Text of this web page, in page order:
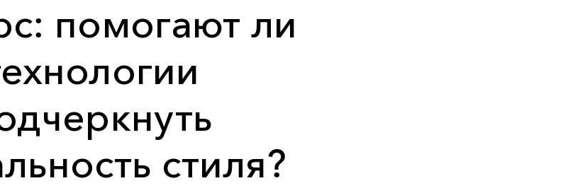
помогают ли
стиля?